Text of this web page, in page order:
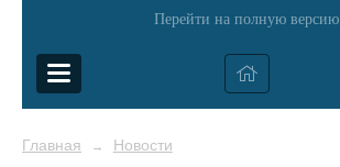
Перейти на полную версию
Главная → Новости